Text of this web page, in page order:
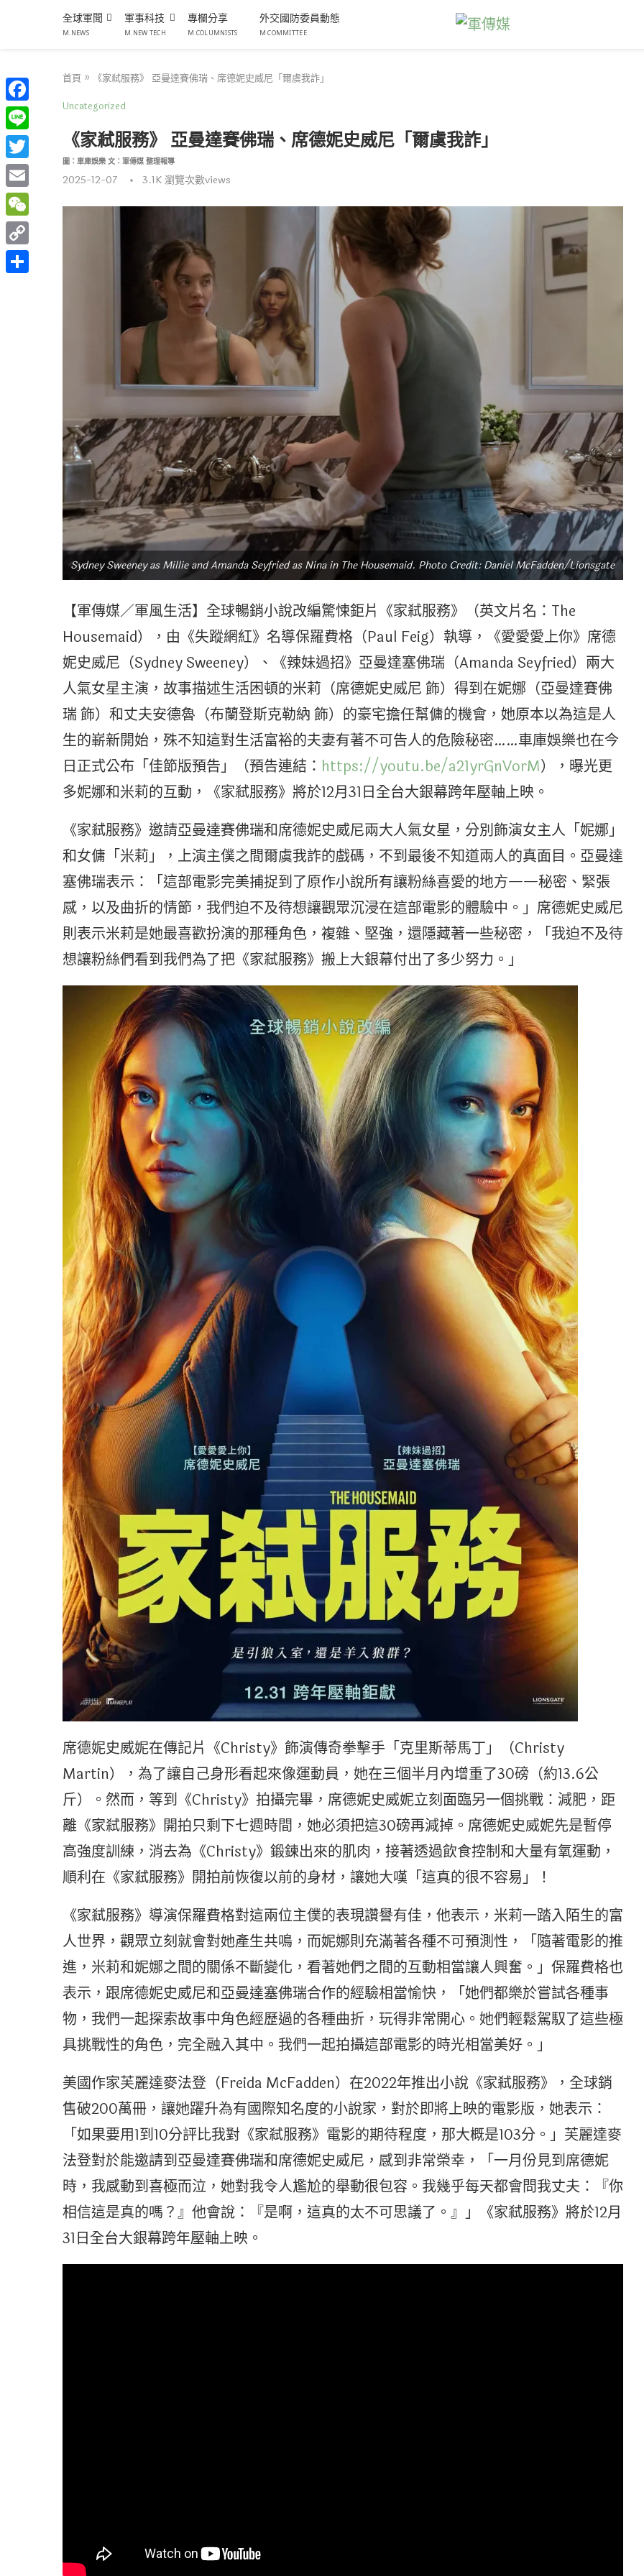
全球軍聞
M.NEWS
軍事科技
M.NEW TECH
專欄分享
M.COLUMNISTS
外交國防委員動態
M COMMITTEE
首頁 » 《家弒服務》 亞曼達賽佛瑞、席德妮史威尼「爾虞我詐」
Uncategorized
《家弒服務》 亞曼達賽佛瑞、席德妮史威尼「爾虞我詐」
圖：車庫娛樂 文：軍傳媒 整理報導
2025-12-07 3.1K瀏覽次數views
Sydney Sweeney as Millie and Amanda Seyfried as Nina in The Housemaid. Photo Credit: Daniel McFadden/Lionsgate
【軍傳媒／軍風生活】全球暢銷小說改編驚悚鉅片《家弒服務》（英文片名：The
Housemaid），由《失蹤網紅》名導保羅費格（Paul Feig）執導，《愛愛愛上你》席德
妮史威尼（Sydney Sweeney）、《辣妹過招》亞曼達塞佛瑞（Amanda Seyfried）兩大
人氣女星主演，故事描述生活困頓的米莉（席德妮史威尼 飾）得到在妮娜（亞曼達賽佛
瑞 飾）和丈夫安德魯（布蘭登斯克勒納 飾）的豪宅擔任幫傭的機會，她原本以為這是人
生的嶄新開始，殊不知這對生活富裕的夫妻有著不可告人的危險秘密……車庫娛樂也在今
日正式公布「佳節版預告」（預告連結： https://youtu.be/a21yrGnVorM），曝光更
多妮娜和米莉的互動，《家弒服務》將於12月31日全台大銀幕跨年壓軸上映。
《家弒服務》邀請亞曼達賽佛瑞和席德妮史威尼兩大人氣女星，分別飾演女主人「妮娜」
和女傭「米莉」，上演主僕之間爾虞我詐的戲碼，不到最後不知道兩人的真面目。亞曼達
塞佛瑞表示：「這部電影完美捕捉到了原作小說所有讓粉絲喜愛的地方——秘密、緊張
感，以及曲折的情節，我們迫不及待想讓觀眾沉浸在這部電影的體驗中。」席德妮史威尼
則表示米莉是她最喜歡扮演的那種角色，複雜、堅強，還隱藏著一些秘密，「我迫不及待
想讓粉絲們看到我們為了把《家弒服務》搬上大銀幕付出了多少努力。」
席德妮史威妮在傳記片《Christy》飾演傳奇拳擊手「克里斯蒂馬丁」（Christy
Martin），為了讓自己身形看起來像運動員，她在三個半月內增重了30磅（約13.6公
斤）。然而，等到《Christy》拍攝完畢，席德妮史威妮立刻面臨另一個挑戰：減肥，距
離《家弒服務》開拍只剩下七週時間，她必須把這30磅再減掉。席德妮史威妮先是暫停
高強度訓練，消去為《Christy》鍛鍊出來的肌肉，接著透過飲食控制和大量有氧運動，
順利在《家弒服務》開拍前恢復以前的身材，讓她大嘆「這真的很不容易」！
《家弒服務》導演保羅費格對這兩位主僕的表現讚譽有佳，他表示，米莉一踏入陌生的富
人世界，觀眾立刻就會對她產生共鳴，而妮娜則充滿著各種不可預測性，「隨著電影的推
進，米莉和妮娜之間的關係不斷變化，看著她們之間的互動相當讓人興奮。」保羅費格也
表示，跟席德妮史威尼和亞曼達塞佛瑞合作的經驗相當愉快，「她們都樂於嘗試各種事
物，我們一起探索故事中角色經歷過的各種曲折，玩得非常開心。她們輕鬆駕馭了這些極
具挑戰性的角色，完全融入其中。我們一起拍攝這部電影的時光相當美好。」
美國作家芙麗達麥法登（Freida McFadden）在2022年推出小說《家弒服務》，全球銷
售破200萬冊，讓她躍升為有國際知名度的小說家，對於即將上映的電影版，她表示：
「如果要用1到10分評比我對《家弒服務》電影的期待程度，那大概是103分。」芙麗達麥
法登對於能邀請到亞曼達賽佛瑞和席德妮史威尼，感到非常榮幸，「一月份見到席德妮
時，我感動到喜極而泣，她對我令人尷尬的舉動很包容。我幾乎每天都會問我丈夫：『你
相信這是真的嗎？』他會說：『是啊，這真的太不可思議了。』」《家弒服務》將於12月
31日全台大銀幕跨年壓軸上映。
Facebook
Line
Twitter
Email
WeChat
Copy
Link